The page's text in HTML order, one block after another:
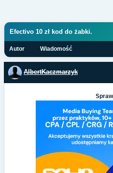
Efectivo 10 zł kod do żabki.
Autor Wiadomość
AlbertKaczmarzyk